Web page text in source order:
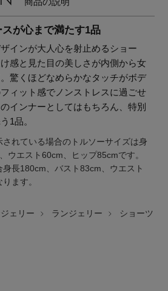
が心まで満たす1品
インが大人心を射止めるショー
感と見た目の美しさが内側から女
驚くほどなめらかなタッチがボデ
ィット感でノンストレスに過ごせ
インナーとしてはもちろん、特別
1品。
れている場合のトルソーサイズは身
ウエスト60cm、ヒップ85cmです。
長180cm、バスト83cm、ウエスト
ます。
ェリー ランジェリー ショーツ